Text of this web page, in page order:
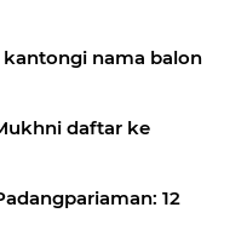
kantongi nama balon
daftar ke
12